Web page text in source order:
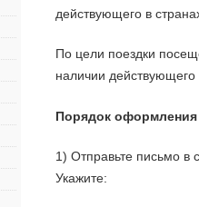
действующего в
По цели поездки
наличии
Порядок
1) Отправьте письмо
Укажите: